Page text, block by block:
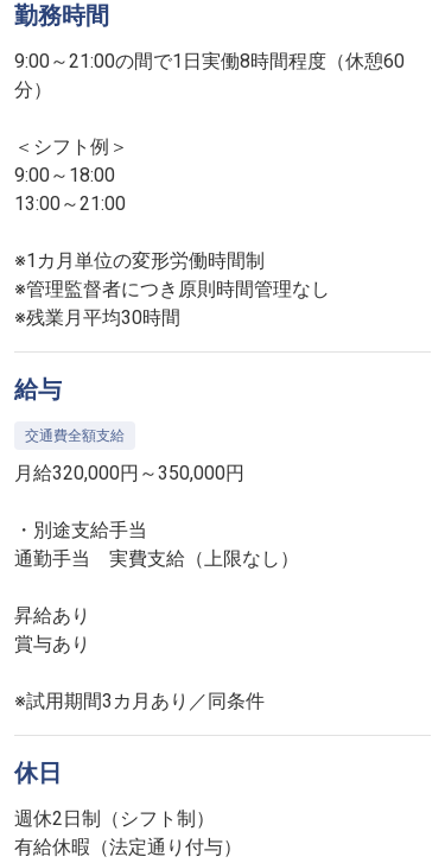
勤務時間
9:00～21:00の間で1日実働8時間程度（休憩60
分）
＜シフト例＞
9:00～18:00
13:00～21:00
※1カ月単位の変形労働時間制
※管理監督者につき原則時間管理なし
※残業月平均30時間
給与
交通費全額支給
月給320,000円～350,000円
・別途支給手当
通勤手当 実費支給（上限なし）
昇給あり
賞与あり
※試用期間3カ月あり／同条件
休日
週休2日制（シフト制）
有給休暇（法定通り付与）